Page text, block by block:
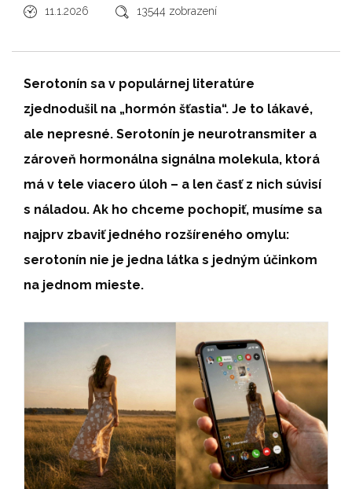
11.1.2026 13544 zobrazení
Serotonín sa v populárnej literatúre
zjednodušil na „hormón šťastia“. Je to lákavé,
ale nepresné. Serotonín je neurotransmiter a
zároveň hormonálna signálna molekula, ktorá
má v tele viacero úloh – a len časť z nich súvisí
s náladou. Ak ho chceme pochopiť, musíme sa
najprv zbaviť jedného rozšíreného omylu:
serotonín nie je jedna látka s jedným účinkom
na jednom mieste.